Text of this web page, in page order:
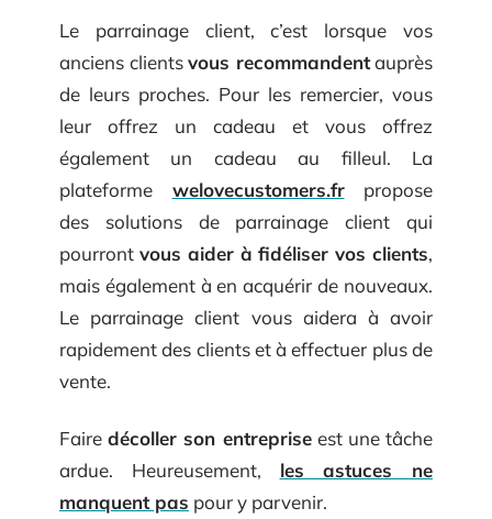
Le parrainage client, c’est lorsque vos
anciens clientsvous recommandentauprès
de leurs proches. Pour les remercier, vous
leur offrez un cadeau et vous offrez
également un cadeau au filleul. La
plateforme welovecustomers.frpropose
des solutions de parrainage client qui
pourront vous aider à fidéliser vos clients,
mais également à en acquérir de nouveaux.
Le parrainage client vous aidera à avoir
rapidement des clients et à effectuer plus de
vente.
Fairedécoller son entrepriseest une tâche
ardue. Heureusement, les astuces ne
manquent pas pour y parvenir.